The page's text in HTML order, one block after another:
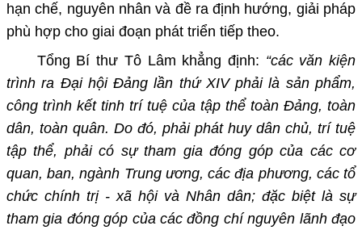
hạn chế, nguyên nhân và đề ra định hướng, giải pháp
phù hợp cho giai đoạn phát triển tiếp theo.
Tổng Bí thư Tô Lâm khẳng định: “các văn kiện
trình ra Đại hội Đảng lần thứ XIV phải là sản phẩm,
công trình kết tinh trí tuệ của tập thể toàn Đảng, toàn
dân, toàn quân. Do đó, phải phát huy dân chủ, trí tuệ
tập thể, phải có sự tham gia đóng góp của các cơ
quan, ban, ngành Trung ương, các địa phương, các tổ
chức chính trị - xã hội và Nhân dân; đặc biệt là sự
tham gia đóng góp của các đồng chí nguyên lãnh đạo